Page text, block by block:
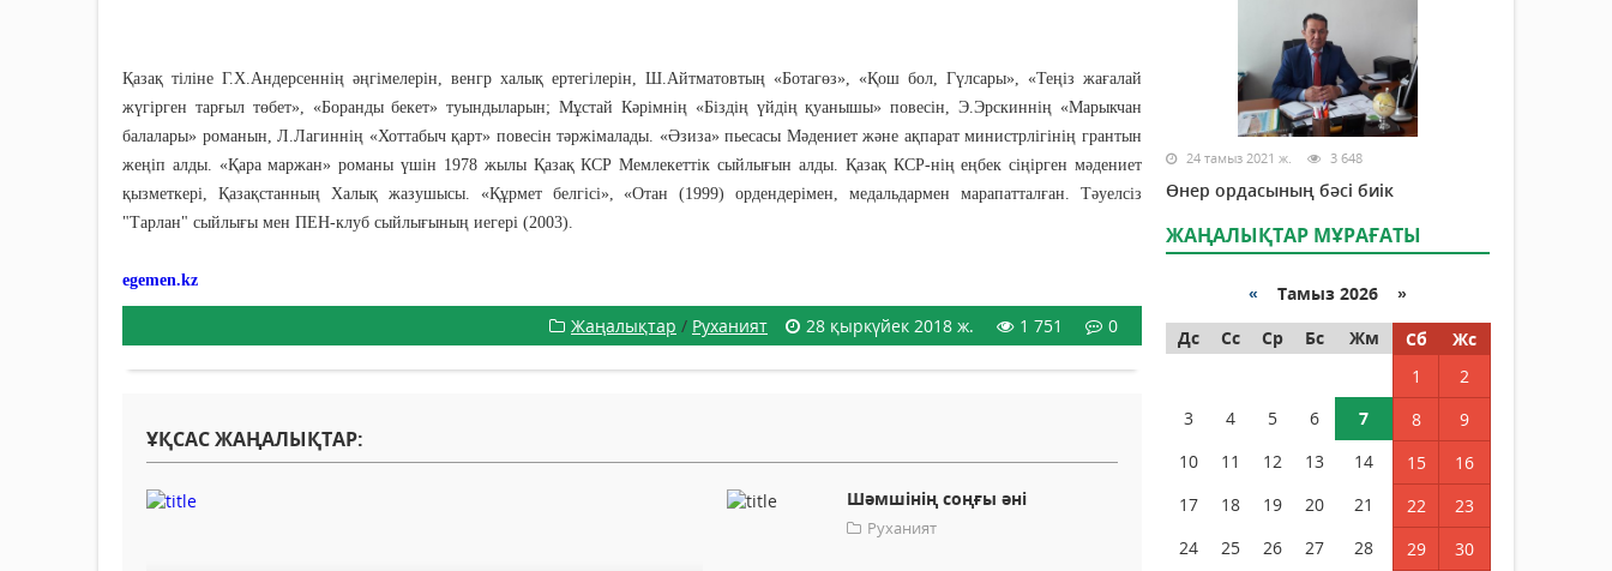
Қазақ тіліне Г.Х.Андерсеннің әңгімелерін, венгр халық ертегілерін, Ш.Айтматовтың «Ботагөз», «Қош бол, Гүлсары», «Теңіз жағалай
жүгірген тарғыл төбет», «Боранды бекет» туындыларын; Мұстай Кәрімнің «Біздің үйдің қуанышы» повесін, Э.Эрскиннің «Марыкчан
балалары» романын, Л.Лагиннің «Хоттабыч қарт» повесін тәржімалады. «Әзиза» пьесасы Мәдениет және ақпарат министрлігінің грантын
жеңіп алды. «Қара маржан» романы үшін 1978 жылы Қазақ КСР Мемлекеттік сыйлығын алды. Қазақ КСР-нің еңбек сіңірген мәдениет
қызметкері, Қазақстанның Халық жазушысы. «Құрмет белгісі», «Отан (1999) ордендерімен, медальдармен марапатталған. Тәуелсіз
"Тарлан" сыйлығы мен ПЕН-клуб сыйлығының иегері (2003).
egemen.kz
Жаңалықтар / Руханият 28 қыркүйек 2018 ж. 1 751 0
ҰҚСАС ЖАҢАЛЫҚТАР:
Шәмшінің соңғы әні
Руханият
24 тамыз 2021 ж. 3 648
Өнер ордасының бәсі биік
ЖАҢАЛЫҚТАР МҰРАҒАТЫ
« Тамыз 2026 »
Дс
Сс Ср Бс Жм Сб
Жс
1
2
3
4 5 6 7 8
9
10
11 12 13 14 15
16
17
18 19 20 21 22
23
24
25 26 27 28 29
30